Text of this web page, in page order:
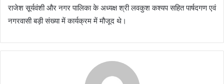
राजेश सूर्यवंशी और नगर पालिका के अध्यक्ष श्री लवकुश कश्यप सहित पार्षदगण एवं
नगरवासी बड़ी संख्या में कार्यक्रम में मौजूद थे।